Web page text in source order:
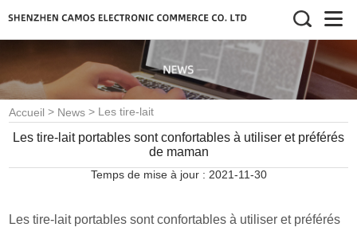
Accueil > News > Les tire-lait
portables sont confortables à
utiliser et préférés de maman
Les tire-lait portables sont confortables à utiliser et préférés
de maman
Temps de mise à jour : 2021-11-30
Les tire-lait portables sont confortables à utiliser et préférés